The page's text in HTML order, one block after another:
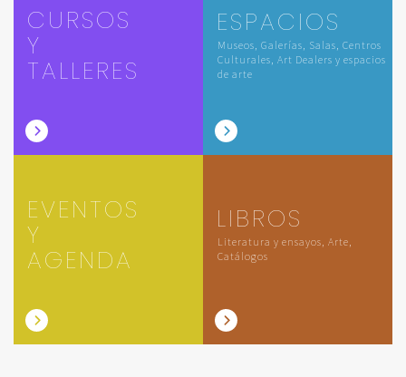
CURSOS
Y
TALLERES
ESPACIOS
Museos, Galerías, Salas, Centros
Culturales, Art Dealers y espacios
de arte
EVENTOS
Y
AGENDA
LIBROS
Literatura y ensayos, Arte,
Catálogos